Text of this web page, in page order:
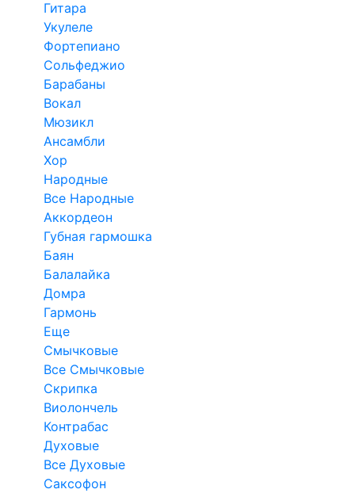
Гитара
Укулеле
Фортепиано
Сольфеджио
Барабаны
Вокал
Мюзикл
Ансамбли
Хор
Народные
Все Народные
Аккордеон
Губная гармошка
Баян
Балалайка
Домра
Гармонь
Еще
Смычковые
Все Смычковые
Скрипка
Виолончель
Контрабас
Духовые
Все Духовые
Саксофон